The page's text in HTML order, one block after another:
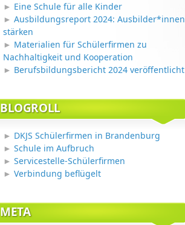
Eine Schule für alle Kinder
Ausbildungsreport 2024: Ausbilder*innen
stärken
Materialien für Schülerfirmen zu
Nachhaltigkeit und Kooperation
Berufsbildungsbericht 2024 veröffentlicht
BLOGROLL
DKJS Schülerfirmen in Brandenburg
Schule im Aufbruch
Servicestelle-Schülerfirmen
Verbindung beflügelt
META